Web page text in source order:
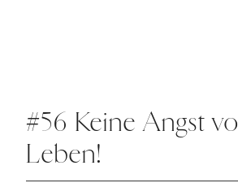
#56 Keine Angst
Leben!